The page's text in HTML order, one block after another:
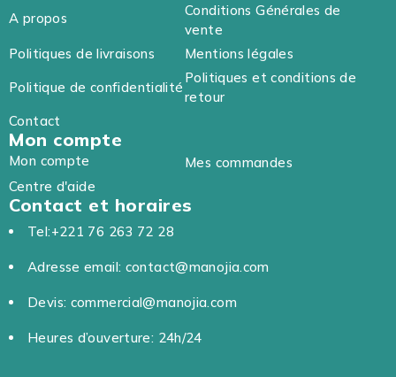
A propos
Conditions Générales de
vente
Politiques de livraisons
Mentions légales
Politique de confidentialité
Politiques et conditions de
retour
Contact
Mon compte
Mon compte
Mes commandes
Centre d'aide
Contact et horaires
Tel:+221 76 263 72 28
Adresse email: contact@manojia.com
Devis: commercial@manojia.com
Heures d’ouverture: 24h/24